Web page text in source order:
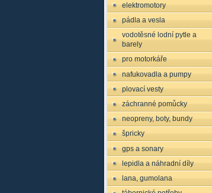
elektromotory
pádla a vesla
vodotěsné lodní pytle a
barely
pro motorkáře
nafukovadla a pumpy
plovací vesty
záchranné pomůcky
neopreny, boty, bundy
špricky
gps a sonary
lepidla a náhradní díly
lana, gumolana